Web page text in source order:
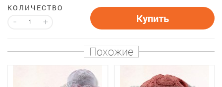
КОЛИЧЕСТВО
- + Купить
Похожие